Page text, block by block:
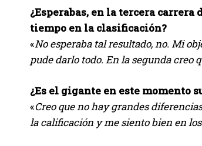
I
¿Esperabas, en la tercera
tiempo en la clasificación?
«No esperaba tal resultado, no. Mi
pude darlo todo. En la segunda creo
¿Es el gigante en este momento
«Creo que no hay grandes
la calificación y me siento bien en